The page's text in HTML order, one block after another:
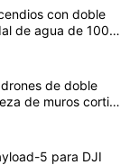
con doble
de agua de 1000
rescate en
de doble
de muros cortina
5 para DJI